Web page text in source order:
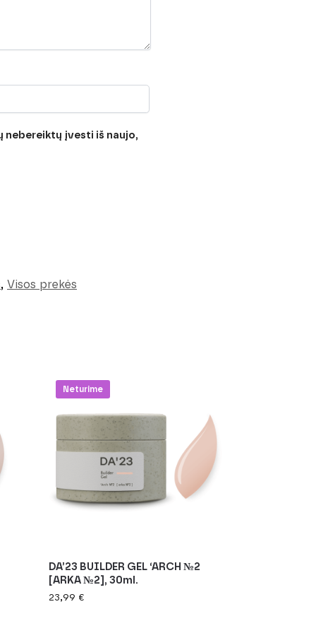
nebereiktų įvesti iš naujo,
, Visos prekės
Neturime
DA’23 BUILDER GEL ‘ARCH №2
[ARKA №2], 30ml.
23,99 €